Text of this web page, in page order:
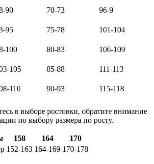
90 70-73 96-9
95 75-78 101-104
100 80-83 106-109
105 85-88 111-113
110 90-93 115-118
в выборе ростовки, обратите внимание
по выбору размера по росту.
158 164
170
152-163 164-169 170-178